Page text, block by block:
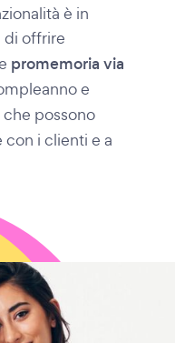
è in
di offrire
promemoria via
e
che possono
con i clienti e a